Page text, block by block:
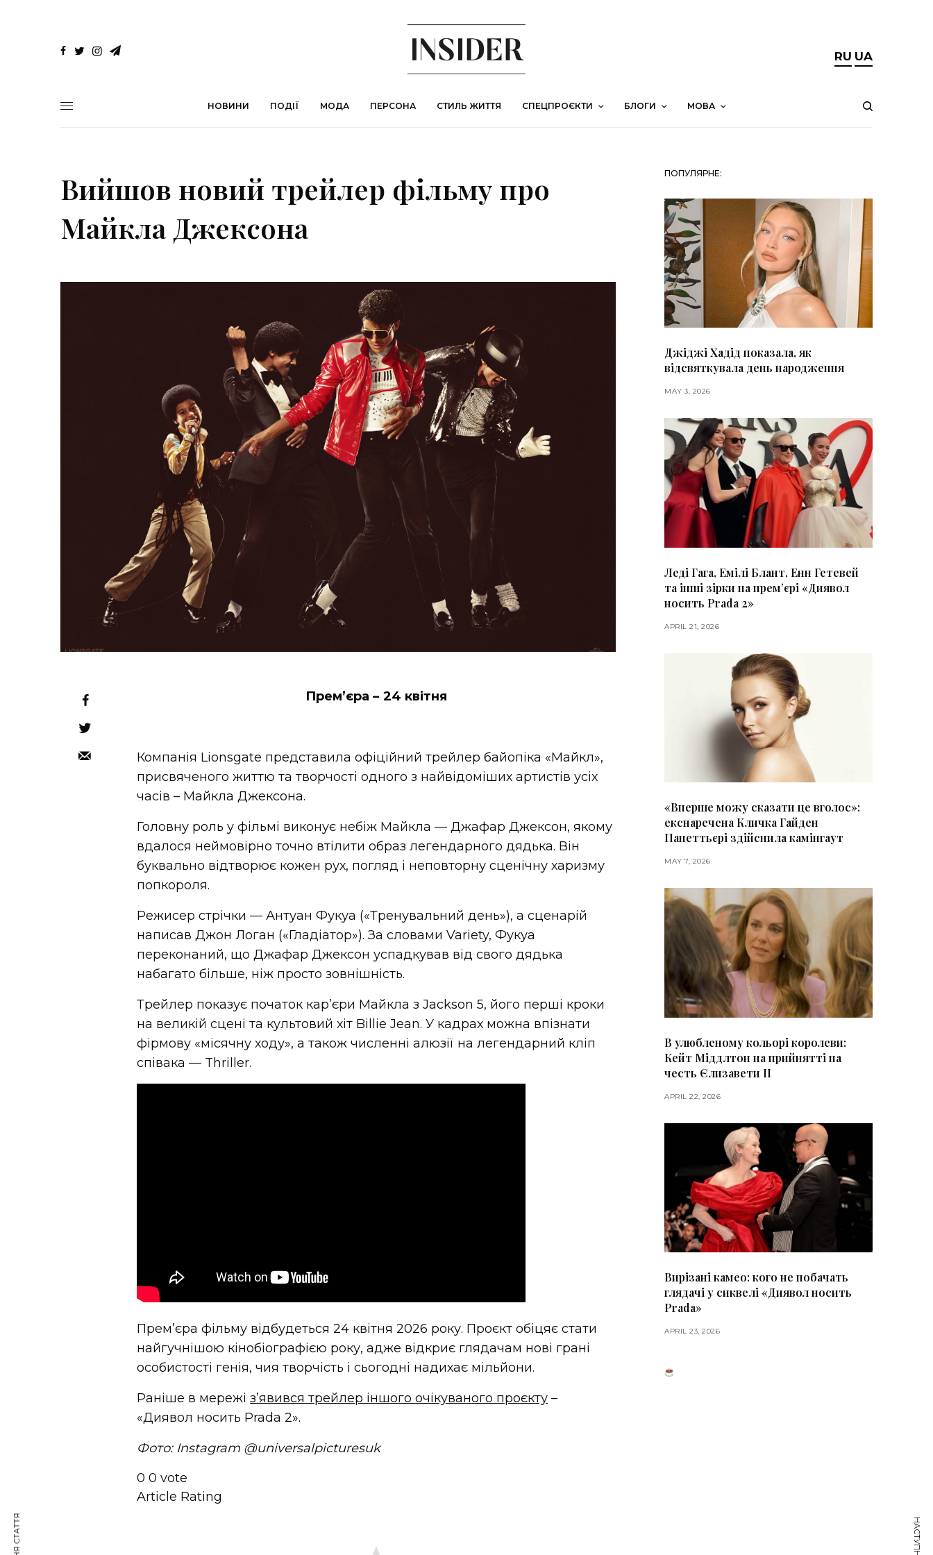
RU UA
НОВИНИ ПОДІЇ МОДА ПЕРСОНА СТИЛЬ ЖИТТЯ СПЕЦПРОЄКТИ БЛОГИ МОВА
Вийшов новий трейлер фільму про
Майкла Джексона
Прем’єра – 24 квітня
Компанія Lionsgate представила офіційний трейлер байопіка «Майкл»,
присвяченого життю та творчості одного з найвідоміших артистів усіх
часів – Майкла Джексона.
Головну роль у фільмі виконує небіж Майкла — Джафар Джексон, якому
вдалося неймовірно точно втілити образ легендарного дядька. Він
буквально відтворює кожен рух, погляд і неповторну сценічну харизму
попкороля.
Режисер стрічки — Антуан Фукуа («Тренувальний день»), а сценарій
написав Джон Логан («Гладіатор»). За словами Variety, Фукуа
переконаний, що Джафар Джексон успадкував від свого дядька
набагато більше, ніж просто зовнішність.
Трейлер показує початок кар’єри Майкла з Jackson 5, його перші кроки
на великій сцені та культовий хіт Billie Jean. У кадрах можна впізнати
фірмову «місячну ходу», а також численні алюзії на легендарний кліп
співака — Thriller.
Прем’єра фільму відбудеться 24 квітня 2026 року. Проєкт обіцяє стати
найгучнішою кінобіографією року, адже відкриє глядачам нові грані
особистості генія, чия творчість і сьогодні надихає мільйони.
Раніше в мережіз’явився трейлер іншого очікуваного проєкту –
«Диявол носить Prada 2».
Фото: Instagram @universalpicturesuk
0 0 vote
Article Rating
ПОПУЛЯРНЕ:
Джіджі Хадід показала, як
відсвяткувала день народження
MAY 3, 2026
Леді Гага, Емілі Блант, Енн Гетевей
та інші зірки на премʼєрі «Диявол
носить Prada 2»
APRIL 21, 2026
«Вперше можу сказати це вголос»:
екснаречена Кличка Гайден
Панеттьєрі здійснила камінгаут
MAY 7, 2026
В улюбленому кольорі королеви:
Кейт Міддлтон на прийнятті на
честь Єлизавети II
APRIL 22, 2026
Вирізані камео: кого не побачать
глядачі у сиквелі «Диявол носить
Prada»
APRIL 23, 2026